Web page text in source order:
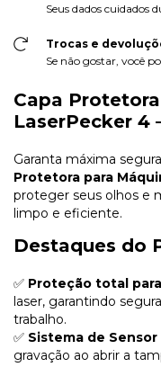
Seus dados cuidados
Trocas e
Se não gostar, você
Capa
LaserPecker 4
Garanta máxima
Protetora para
proteger seus olhos e
limpo e eficiente.
Destaques do
✅ Proteção total
laser, garantindo
trabalho.
✅ Sistema de Sensor
gravação ao abrir a